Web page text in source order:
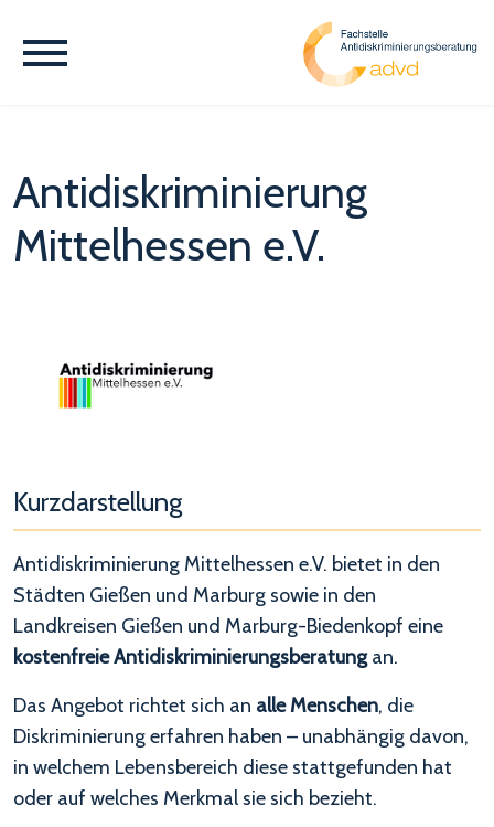
Antidiskriminierung
Mittelhessen e.V.
Kurzdarstellung
Antidiskriminierung Mittelhessen e.V. bietet in den
Städten Gießen und Marburg sowie in den
Landkreisen Gießen und Marburg-Biedenkopf eine
kostenfreie Antidiskriminierungsberatungan.
Das Angebot richtet sich an alle Menschen, die
Diskriminierung erfahren haben – unabhängig davon,
in welchem Lebensbereich diese stattgefunden hat
oder auf welches Merkmal sie sich bezieht.